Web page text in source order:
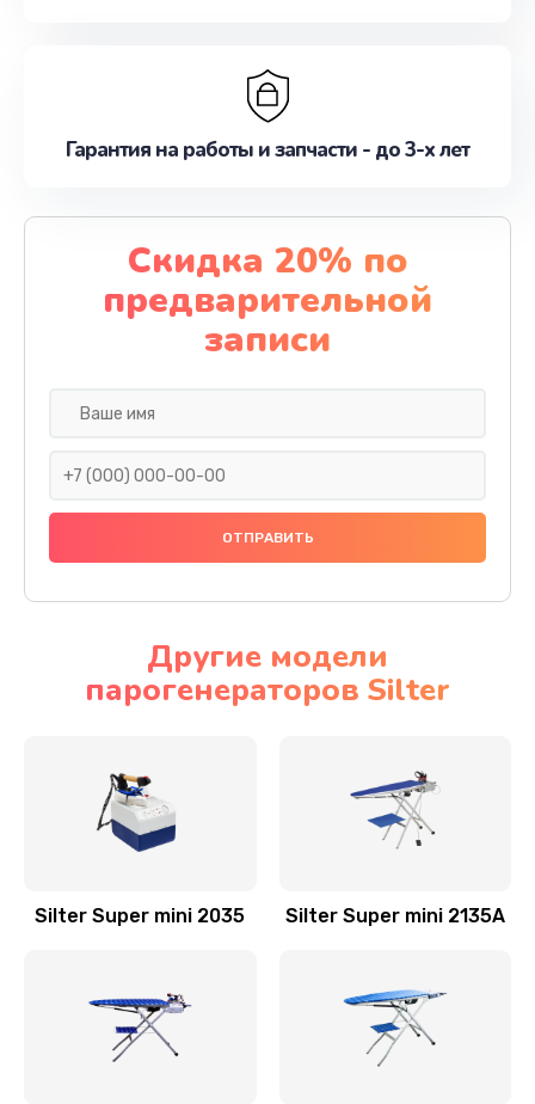
Гарантия на работы и запчасти - до 3-х лет
Скидка 20% по
предварительной
записи
Другие модели
парогенераторов Silter
Silter Super mini 2035 Silter Super mini 2135A